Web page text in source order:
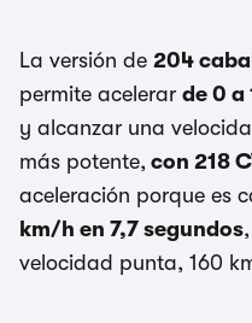
La versión de 204
permite acelerar de 0 a
y alcanzar una
más potente, con 218
aceleración porque es
km/h en 7,7 segundos
velocidad punta, 160